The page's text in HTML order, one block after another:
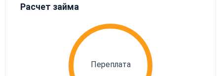
Расчет займа
Переплата